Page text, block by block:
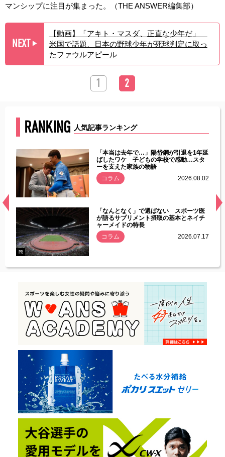
マンシップに注目が集まった。（THE ANSWER編集部）
NEXT ▶︎
【動画】「アキト・マスダ、正直な少年だ」
米国で話題、日本の野球少年が死球判定に取っ
たファウルアピール
1 2
RANKING 人気記事ランキング
常
「本当は去年で…」陽岱鋼が引退を1年延
ばしたワケ 子どもの学校で感動…スタ
ーを支えた家族の物語
コラム
2026.08.02
PR
「なんとなく」で選ばない スポーツ医
が語るサプリメント摂取の基本とネイチ
ャーメイドの特長
コラム
2026.07.17